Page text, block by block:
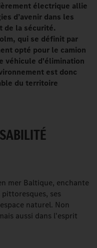
électrique allie
d’avenir dans les
de la sécurité.
qui se définit par
opté pour le camion
véhicule d'élimination
est donc
du territoire
mer Baltique, enchante
ses
naturel. Non
aussi dans l'esprit